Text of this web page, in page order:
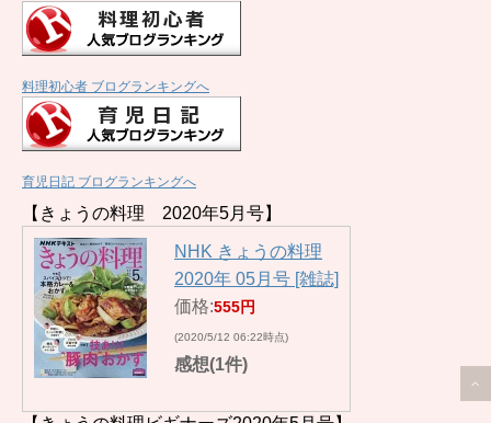
料理初心者 ブログランキングへ
育児日記 ブログランキングへ
【きょうの料理 2020年5月号】
NHK きょうの料理
2020年 05月号 [雑誌]
価格:555円
(2020/5/12 06:22時点)
感想(1件)